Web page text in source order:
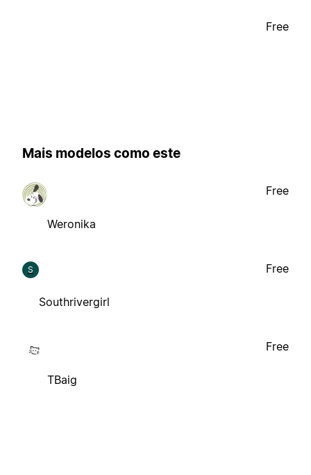
Free
Mais modelos como este
Weronika
Free
S
Southrivergirl
Free
TBaig
Free